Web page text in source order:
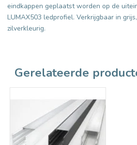
eindkappen geplaatst worden op de
LUMAX503 ledprofiel. Verkrijgbaar in
zilverkleurig.
Gerelateerde